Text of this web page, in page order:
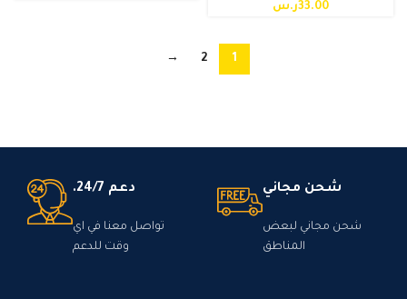
33.00ر.س
1
2
→
شحن مجاني
شحن مجاني لبعض
المناطق
دعم 24/7.
تواصل معنا في اي
وقت للدعم